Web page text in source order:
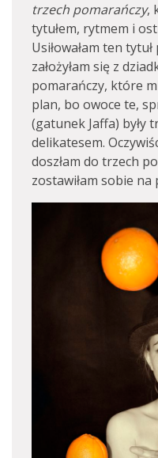
trzech pomarańczy,
tytułem, rytmem i
Usiłowałam ten
założyłam się z
pomarańczy, które
plan, bo owoce te,
(gatunek Jaffa) były
delikatesem.
doszłam do trzech
zostawiłam sobie na